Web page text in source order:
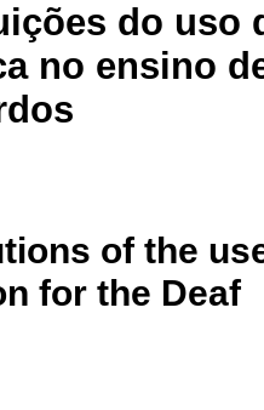
do uso
no ensino
of the
for the Deaf